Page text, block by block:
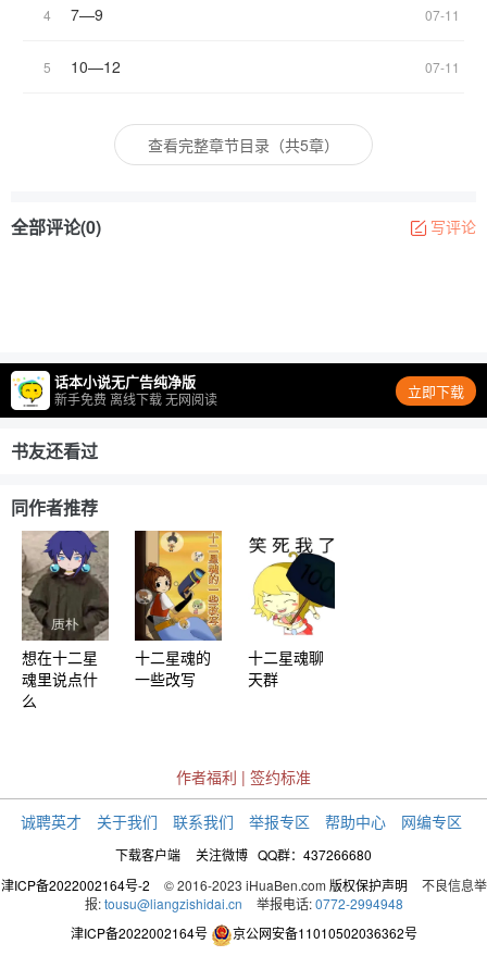
4 7—9 07-11
5 10—12 07-11
查看完整章节目录（共5章）
全部评论(0) 写评论
话本小说无广告纯净版
新手免费 离线下载 无网阅读 立即下载
书友还看过
同作者推荐
想在十二星
魂里说点什
么
十二星魂的
一些改写
十二星魂聊
天群
作者福利 | 签约标准
诚聘英才 关于我们 联系我们 举报专区 帮助中心 网编专区
下载客户端 关注微博 QQ群：437266680
津ICP备2022002164号-2
© 2016-2023 iHuaBen.com 版权保护声明
不良信息举
报: tousu@liangzishidai.cn 举报电话: 0772-2994948
津ICP备2022002164号
京公网安备11010502036362号